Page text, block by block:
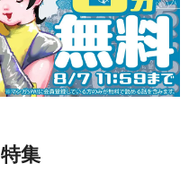
特集